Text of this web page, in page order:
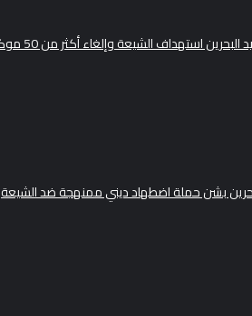
استهداف الشيعة وإلغاء أكثر من 50 موكبا دينيا
بشن حملة اضطهاد ديني ممنهجة ضد الشيعة